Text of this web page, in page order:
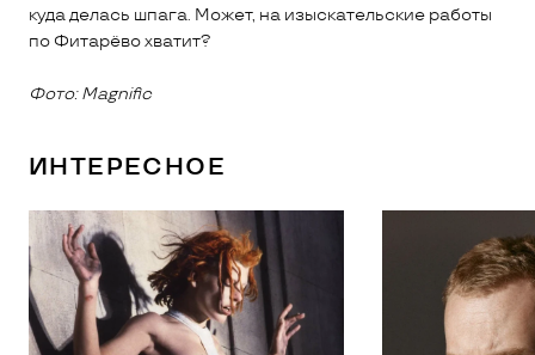
куда делась шпага. Может, на изыскательские работы
по Фитарёво хватит?
Фото: Magnific
ИНТЕРЕСНОЕ